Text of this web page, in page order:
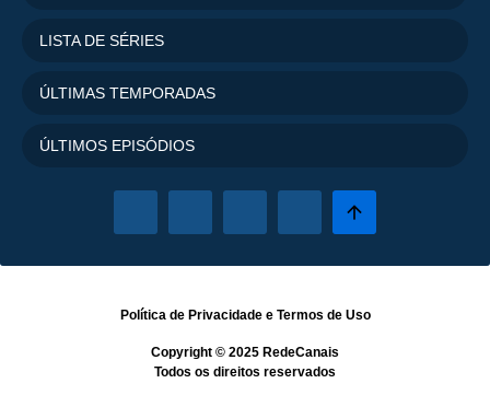
LISTA DE SÉRIES
ÚLTIMAS TEMPORADAS
ÚLTIMOS EPISÓDIOS
Política de Privacidadee Termos de Uso
Copyright © 2025 RedeCanais
Todos os direitos reservados